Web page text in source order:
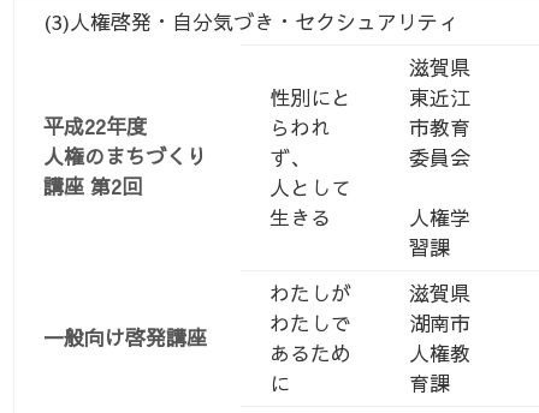
(3)人権啓発・自分気づき・セクシュアリティ
平成22年度
人権のまちづくり
講座 第2回
性別にと
らわれ
ず、
人として
生きる
滋賀県
東近江
市教育
委員会
人権学
習課
一般向け啓発講座
わたしが
わたしで
あるため
に
滋賀県
湖南市
人権教
育課